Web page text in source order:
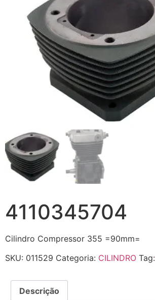
4110345704
Cilindro Compressor 355 =90mm=
SKU: 011529 Categoria: CILINDRO Tag:
Descrição